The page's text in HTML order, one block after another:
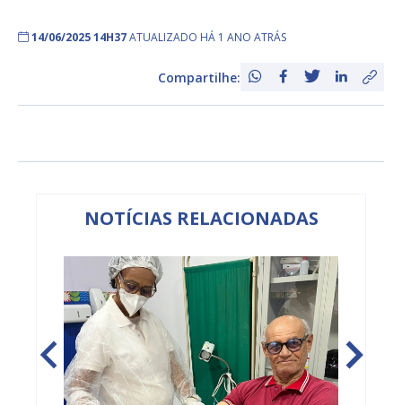
14/06/2025 14H37ATUALIZADO HÁ 1 ANO ATRÁS
Compartilhe:
NOTÍCIAS RELACIONADAS